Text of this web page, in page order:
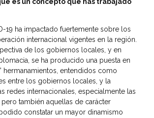
19 ha impactado fuertemente sobre los
internacional vigentes en la región.
de los gobiernos locales, y en
se ha producido una puesta en
hermanamientos, entendidos como
entre los gobiernos locales, y la
redes internacionales, especialmente las
también aquellas de carácter
constatar un mayor dinamismo